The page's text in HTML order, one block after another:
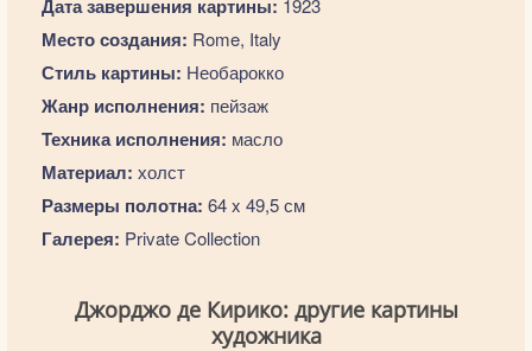
Дата завершения картины: 1923
Место создания: Rome, Italy
Стиль картины: Необарокко
Жанр исполнения: пейзаж
Техника исполнения: масло
Материал: холст
Размеры полотна: 64 x 49,5 см
Галерея: Private Collection
Джорджо де Кирико: другие картины
художника